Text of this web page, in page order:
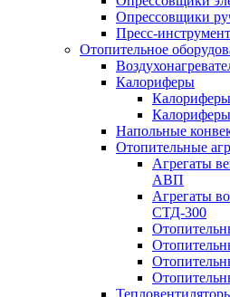
Опрессовщики
Пресс-инструмент
Отопительное
Калориферы
Напольные
Отопительные
Агрегаты
АВП
Агрегаты
СТД-300